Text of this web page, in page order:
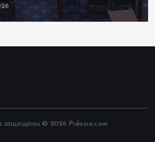
защищены © 2026 Pidozra.com